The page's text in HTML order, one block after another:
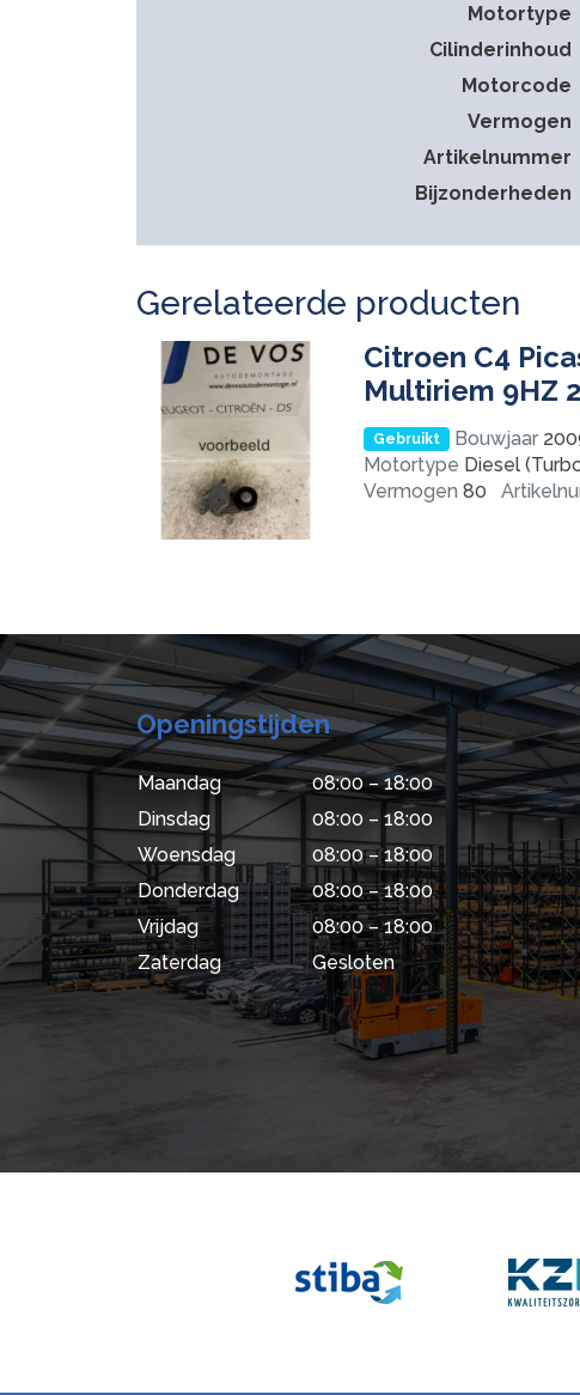
Motortype
Cilinderinhoud
Motorcode
Vermogen
Artikelnummer
Bijzonderheden
Gerelateerde producten
Citroen C4
Multiriem 9HZ
Gebruikt Bouwjaar
Motortype Diesel
Vermogen 80
Openingstijden
Maandag
08:00 – 18:00
Dinsdag
08:00 – 18:00
Woensdag
08:00 – 18:00
Donderdag
08:00 – 18:00
Vrijdag
08:00 – 18:00
Zaterdag
Gesloten